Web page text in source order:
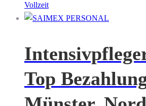
Vollzeit
Top